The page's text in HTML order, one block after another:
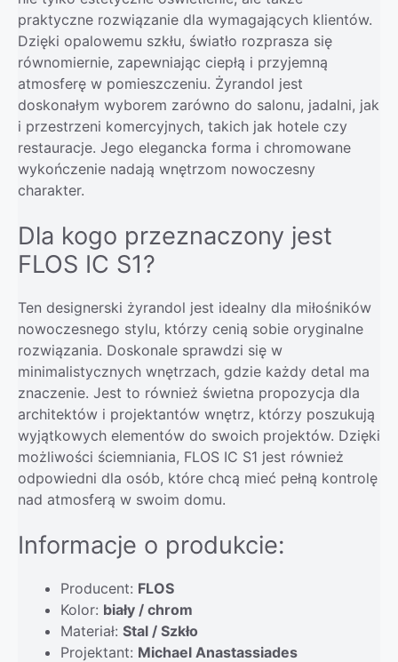
praktyczne rozwiązanie dla wymagających klientów.
Dzięki opalowemu szkłu, światło rozprasza się
równomiernie, zapewniając ciepłą i przyjemną
atmosferę w pomieszczeniu. Żyrandol jest
doskonałym wyborem zarówno do salonu, jadalni, jak
i przestrzeni komercyjnych, takich jak hotele czy
restauracje. Jego elegancka forma i chromowane
wykończenie nadają wnętrzom nowoczesny
charakter.
Dla kogo przeznaczony jest
FLOS IC S1?
Ten designerski żyrandol jest idealny dla miłośników
nowoczesnego stylu, którzy cenią sobie oryginalne
rozwiązania. Doskonale sprawdzi się w
minimalistycznych wnętrzach, gdzie każdy detal ma
znaczenie. Jest to również świetna propozycja dla
architektów i projektantów wnętrz, którzy poszukują
wyjątkowych elementów do swoich projektów. Dzięki
możliwości ściemniania, FLOS IC S1 jest również
odpowiedni dla osób, które chcą mieć pełną kontrolę
nad atmosferą w swoim domu.
Informacje o produkcie:
Producent: FLOS
Kolor: biały / chrom
Materiał: Stal / Szkło
Projektant: Michael Anastassiades